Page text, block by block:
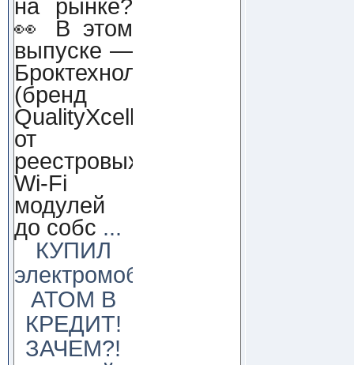
на рынке?
👀 В этом
выпуске —
Броктехнолоджи
(бренд
QualityXcellence):
от
реестровых
Wi-Fi
модулей
до собс ...
КУПИЛ
электромобиль
АТОМ В
КРЕДИТ!
ЗАЧЕМ?!